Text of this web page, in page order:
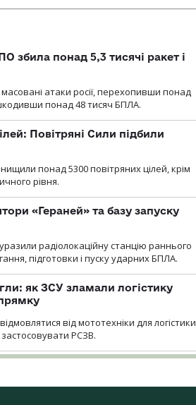
збила понад 5,3 тисячі ракет і
атаки росії, перехопивши понад
понад 48 тисяч БПЛА.
Повітряні Сили підбили
понад 5300 повітряних цілей, крім
рівня.
«Гераней» та базу запуску
радіолокаційну станцію раннього
підготовки і пуску ударних БПЛА.
як ЗСУ зламали логістику
від мототехніки для логістики
РСЗВ.